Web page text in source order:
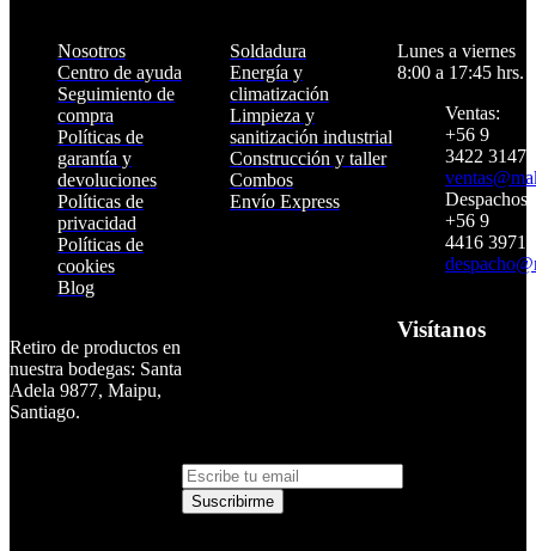
Nosotros
Centro de ayuda
Seguimiento de
compra
Políticas de
garantía y
devoluciones
Políticas de
privacidad
Políticas de
cookies
Blog
Retiro de productos en
nuestra bodegas: Santa
Adela 9877, Maipu,
Santiago.
Soldadura
Energía y
climatización
Limpieza y
sanitización industrial
Construcción y taller
Combos
Envío Express
Suscribirme
Lunes a viernes
8:00 a 17:45 hrs.
Ventas:
+56 9
3422 3147
Despachos:
+56 9
4416 3971
Visítanos